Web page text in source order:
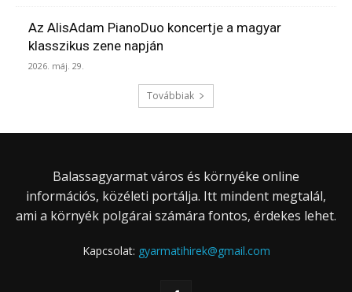
Az AlisAdam PianoDuo koncertje a magyar
klasszikus zene napján
2026. máj. 29.
Továbbiak
Balassagyarmat város és környéke online
információs, közéleti portálja. Itt mindent megtalál,
ami a környék polgárai számára fontos, érdekes lehet.
Kapcsolat: gyarmatihirek@gmail.com